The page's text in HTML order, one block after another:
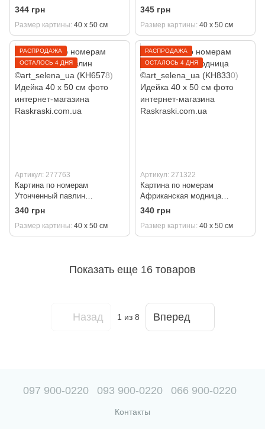
10573-AC) ArtCraft 40 х 50 см
344 грн
Размер картины 40 х 50 см
металлик extra ©art_selena_ua
(KH6583) Идейка 40 х 50 см
345 грн
Размер картины 40 х 50 см
РАСПРОДАЖА
ОСТАЛОСЬ 4 ДНЯ
Артикул: 277763
Картина по номерам
Утонченный павлин
©art_selena_ua (KH6578)
Идейка 40 х 50 см
340 грн
Размер картины 40 х 50 см
РАСПРОДАЖА
ОСТАЛОСЬ 4 ДНЯ
Артикул: 271322
Картина по номерам
Африканская модница
©art_selena_ua (KH8330)
Идейка 40 х 50 см
340 грн
Размер картины 40 х 50 см
Показать еще 16 товаров
Назад 1 из 8 Вперед
097 900-0220 093 900-0220 066 900-0220
Контакты